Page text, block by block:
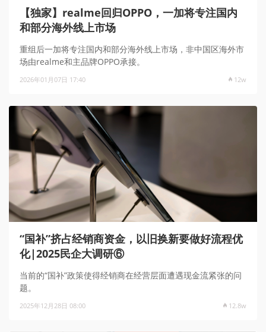
【独家】realme回归OPPO，一加将专注国内
和部分海外线上市场
重组后一加将专注国内和部分海外线上市场，非中国区海外市
场由realme和主品牌OPPO承接。
2026年01月07日 17:40 12w
“国补”挤占经销商资金，以旧换新要做好流程优
化|2025民企大调研⑥
当前的“国补”政策使得经销商在经营层面遭遇现金流紧张的问
题。
2025年12月28日 08:00 12.8w